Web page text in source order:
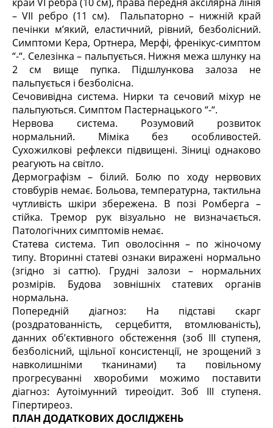
– VII ребро (11 см). Пальпаторно – нижній край
печінки м’який, еластичний, рівний, безболісний.
Симптоми Кера, Ортнера, Мерфі, френікус-симптом
“-“. Селезінка – пальпується. Нижня межа шлунку на
2 см вище пупка. Підшлункова залоза не
пальпується і безболісна.
Сечовивідна система. Нирки та сечовий міхур не
пальпуються. Симптом Пастернацького “-“.
Нервова система. Розумовий розвиток
нормальний. Міміка без особливостей.
Сухожилкові рефлекси підвищені. Зіниці однаково
реагують на світло.
Дермографізм – білий. Болю по ходу нервових
стовбурів немає. Больова, температурна, тактильна
чутливість шкіри збережена. В позі Ромберга –
стійка. Тремор рук візуально не визначається.
Патологічних симптомів немає.
Статева система. Тип оволосіння – по жіночому
типу. Вторинні статеві ознаки виражені нормально
(згідно зі саттю). Грудні залози – нормальних
розмірів. Будова зовнішніх статевих органів
нормальна.
Попередній діагноз: На підставі скарг
(роздратованність, серцебиття, втомлюваність),
данних об’єктивного обстеження (зоб III ступеня,
безболісний, щільної консистенції, не зрощений з
навколишніми тканинами) та повільному
прогресуванні хворобими можимо поставити
діагноз: Аутоімунний тиреоідит. Зоб III ступеня.
Гіпертиреоз.
ПЛАН ДОДАТКОВИХ ДОСЛІДЖЕНЬ